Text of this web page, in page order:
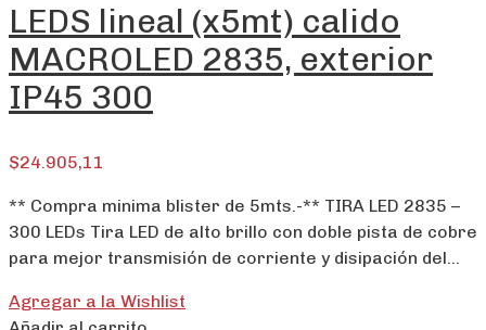
LEDS lineal (x5mt) calido
MACROLED 2835, exterior
IP45 300
$24.905,11
** Compra minima blister de 5mts.-** TIRA LED 2835 –
300 LEDs Tira LED de alto brillo con doble pista de cobre
para mejor transmisión de corriente y disipación del…
Agregar a la Wishlist